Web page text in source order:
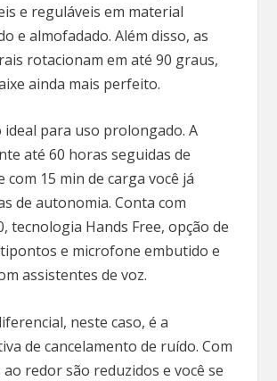
e reguláveis em material
e almofadado. Além disso, as
rotacionam em até 90 graus,
ainda mais perfeito.
ideal para uso prolongado. A
até 60 horas seguidas de
com 15 min de carga você já
de autonomia. Conta com
tecnologia Hands Free, opção de
e microfone embutido e
assistentes de voz.
neste caso, é a
de cancelamento de ruído. Com
ao redor são reduzidos e você se